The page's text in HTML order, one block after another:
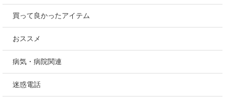
買って良かったアイテム
おススメ
病気・病院関連
迷惑電話